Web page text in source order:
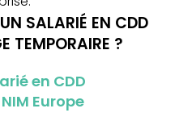
SALARIÉ EN CDD
TEMPORAIRE ?
en CDD
Europe